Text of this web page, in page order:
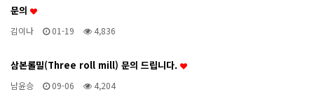
문의
김이나 01-19 4,836
삼본롤밀(Three roll mill) 문의 드립니다.
남윤승 09-06 4,204